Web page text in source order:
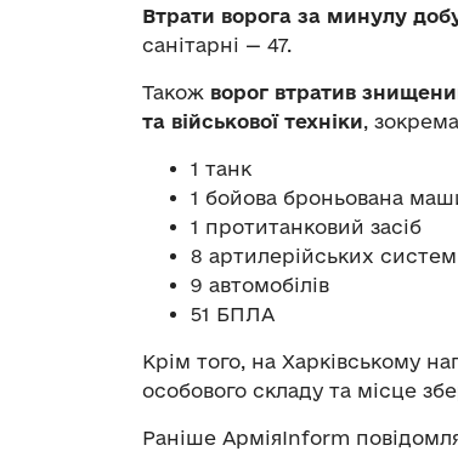
Втрати ворога за минулу
санітарні — 47.
Також ворог втратив
та військової техніки,
1 танк
1 бойова броньована
1 протитанковий засіб
8 артилерійських систем
9 автомобілів
51 БПЛА
Крім того, на Харківському
особового складу та місце
Раніше АрміяInform